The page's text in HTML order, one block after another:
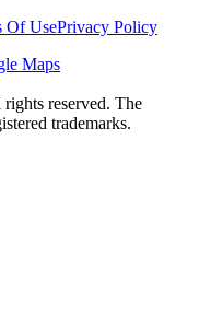
Of UsePrivacy Policy
Maps
reserved. The
trademarks.